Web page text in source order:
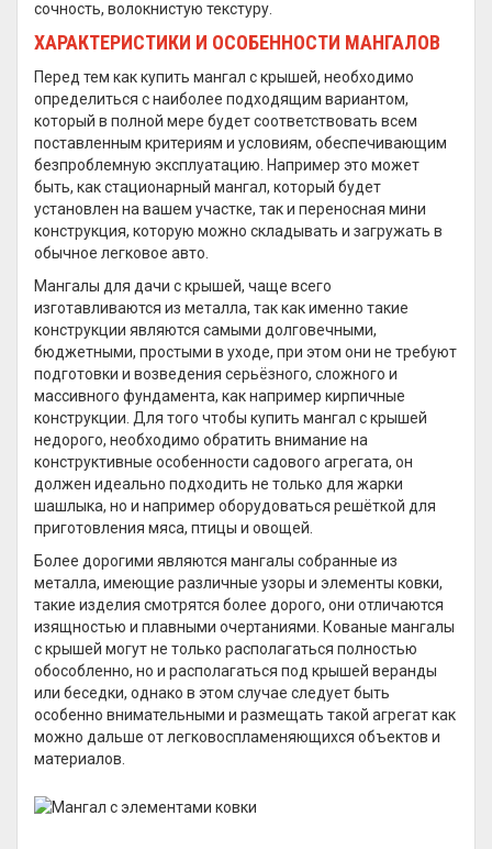
сочность, волокнистую текстуру.
ХАРАКТЕРИСТИКИ И ОСОБЕННОСТИ МАНГАЛОВ
Перед тем как купить мангал с крышей, необходимо
определиться с наиболее подходящим вариантом,
который в полной мере будет соответствовать всем
поставленным критериям и условиям, обеспечивающим
безпроблемную эксплуатацию. Например это может
быть, как стационарный мангал, который будет
установлен на вашем участке, так и переносная мини
конструкция, которую можно складывать и загружать в
обычное легковое авто.
Мангалы для дачи с крышей, чаще всего
изготавливаются из металла, так как именно такие
конструкции являются самыми долговечными,
бюджетными, простыми в уходе, при этом они не требуют
подготовки и возведения серьёзного, сложного и
массивного фундамента, как например кирпичные
конструкции. Для того чтобы купить мангал с крышей
недорого, необходимо обратить внимание на
конструктивные особенности садового агрегата, он
должен идеально подходить не только для жарки
шашлыка, но и например оборудоваться решёткой для
приготовления мяса, птицы и овощей.
Более дорогими являются мангалы собранные из
металла, имеющие различные узоры и элементы ковки,
такие изделия смотрятся более дорого, они отличаются
изящностью и плавными очертаниями. Кованые мангалы
с крышей могут не только располагаться полностью
обособленно, но и располагаться под крышей веранды
или беседки, однако в этом случае следует быть
особенно внимательными и размещать такой агрегат как
можно дальше от легковоспламеняющихся объектов и
материалов.